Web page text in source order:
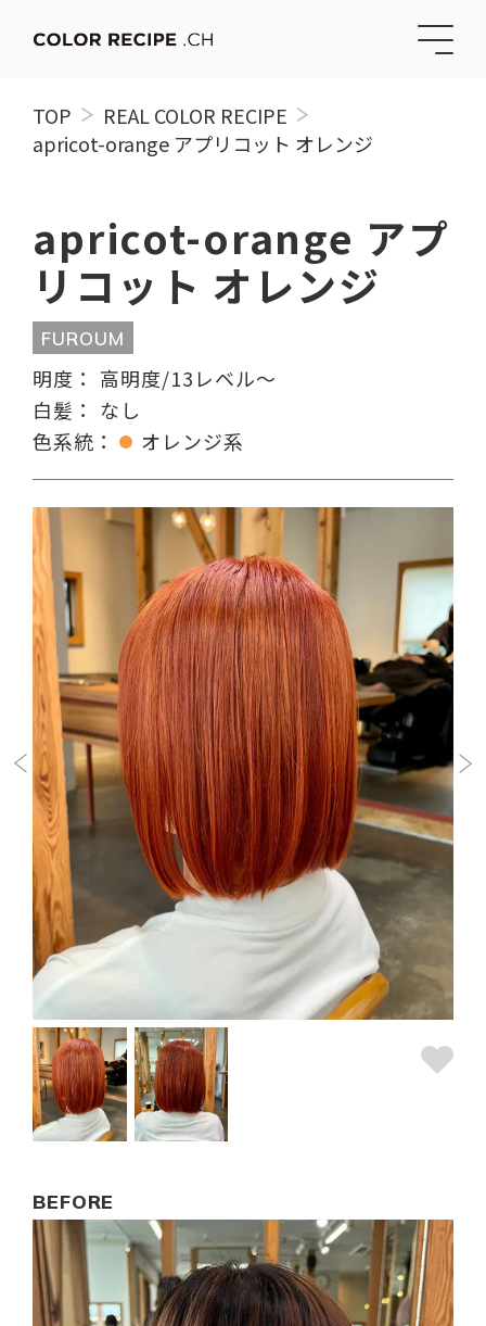
TOP
REAL COLOR RECIPE
apricot-orange アプリコット オレンジ
apricot-orange アプ
リコット オレンジ
FUROUM
明度： 高明度/13レベル〜
白髪： なし
色系統：
オレンジ系
BEFORE